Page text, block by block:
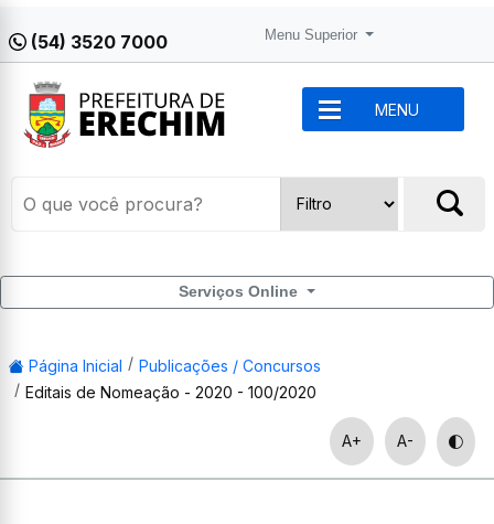
(54) 3520 7000 Menu Superior
MENU
Serviços Online
Página Inicial
Publicações / Concursos
Editais de Nomeação - 2020 - 100/2020
A+ A-